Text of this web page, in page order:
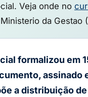
Veja onde no
da
formalizou em
a distribuição